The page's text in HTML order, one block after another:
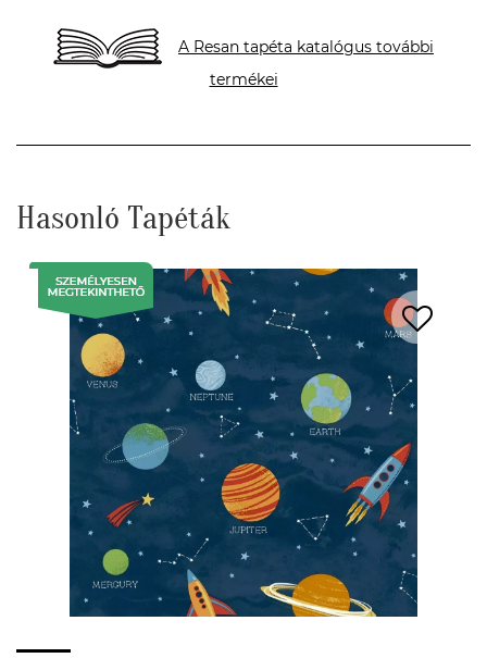
A Resan tapéta katalógus további
termékei
Hasonló Tapéták